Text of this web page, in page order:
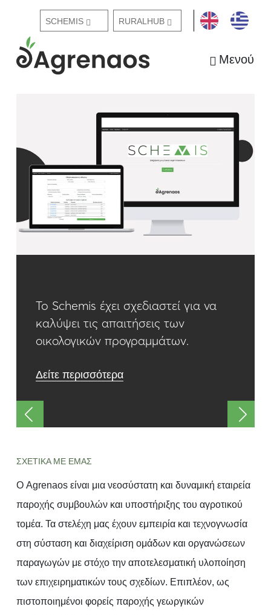
ΕΓΓΡΑΦΗ /
ΣΥΝΔΕΣΗ
SCHEMIS RURALHUB
Μενού
To Schemis έχει σχεδιαστεί για να
καλύψει τις απαιτήσεις των
οικολογικών προγραμμάτων.
Δείτε περισσότερα
ΣΧΕΤΙΚΑ ΜΕ ΕΜΑΣ
Ο Agrenaos είναι μια νεοσύστατη και δυναμική εταιρεία
παροχής συμβουλών και υποστήριξης του αγροτικού
τομέα. Τα στελέχη μας έχουν εμπειρία και τεχνογνωσία
στη σύσταση και διαχείριση ομάδων και οργανώσεων
παραγωγών με στόχο την αποτελεσματική υλοποίηση
των επιχειρηματικών τους σχεδίων. Επιπλέον, ως
πιστοποιημένοι φορείς παροχής γεωργικών